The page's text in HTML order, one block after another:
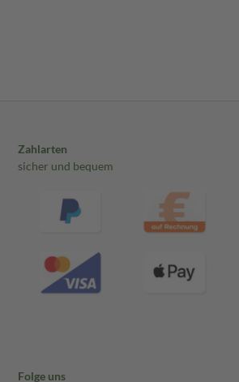
Zahlarten
sicher und bequem
Folge uns